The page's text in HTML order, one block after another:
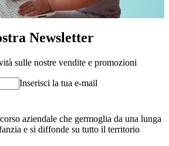
Newsletter
sulle nostre vendite e promozioni
Inserisci la tua e-mail
aziendale che germoglia da una lunga
e si diffonde su tutto il territorio